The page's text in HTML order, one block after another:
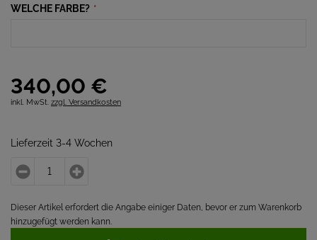
WELCHE FARBE? *
340,00 €
inkl. MwSt. zzgl. Versandkosten
Lieferzeit 3-4 Wochen
Dieser Artikel erfordert die Angabe einiger Daten, bevor er zum Warenkorb
hinzugefügt werden kann.